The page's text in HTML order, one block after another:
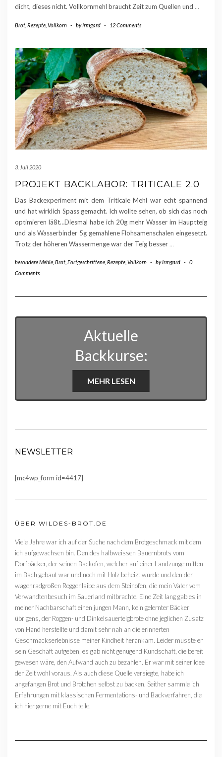
dicht, dieses nicht. Vollkornmehl braucht Zeit zum Quellen und …
Brot Rezepte Vollkorn - byIrmgard - 12 Comments
3. Juli 2020
PROJEKT BACKLABOR: TRITICALE 2.0
Das Backexperiment mit dem Triticale Mehl war echt spannend
und hat wirklich Spass gemacht. Ich wollte sehen, ob sich das noch
optimieren läßt…Diesmal habe ich 20g mehr Wasser im Hauptteig
und als Wasserbinder 5g gemahlene Flohsamenschalen eingesetzt.
Trotz der höheren Wassermenge war der Teig besser…
besondere Mehle Brot Fortgeschrittene Rezepte Vollkorn - byIrmgard -
0
Comments
Aktuelle
Backkurse:
MEHR LESEN
NEWSLETTER
[mc4wp_form id=4417]
ÜBER WILDES-BROT.DE
Viele Jahre war ich auf der Suche nach dem Brotgeschmack mit dem
ich aufgewachsen bin. Den des halbweissen Bauernbrots vom
Dorfbäcker, der seinen Backofen, welcher auf einer Landzunge mitten
im Bach gebaut war und noch mit Holz beheizt wurde und den der
wagenradgroßen Roggenlaibe aus dem Steinofen, die mein Vater vom
Verwandtenbesuch im Sauerland mitbrachte. Eine Zeit lang gab es in
meiner Nachbarschaft einen jungen Mann, kein gelernter Bäcker
übrigens, der Roggen- und Dinkelsauerteigbrote ohne jeglichen Zusatz
von Hand herstellte und damit sehr nah an die erinnerten
Geschmackserlebnisse meiner Kindheit herankam. Leider musste er
sein Geschäft aufgeben, es gab nicht genügend Kundschaft, die bereit
gewesen wäre, den Aufwand auch zu bezahlen. Er war mit seiner Idee
der Zeit wohl voraus. Als auch diese Quelle versiegte, habe ich
angefangen Brot und Brötchen selbst zu backen. Seither sammle ich
Erfahrungen mit klassischen Fermentations- und Backverfahren, die
ich hier gerne mit Euch teile.